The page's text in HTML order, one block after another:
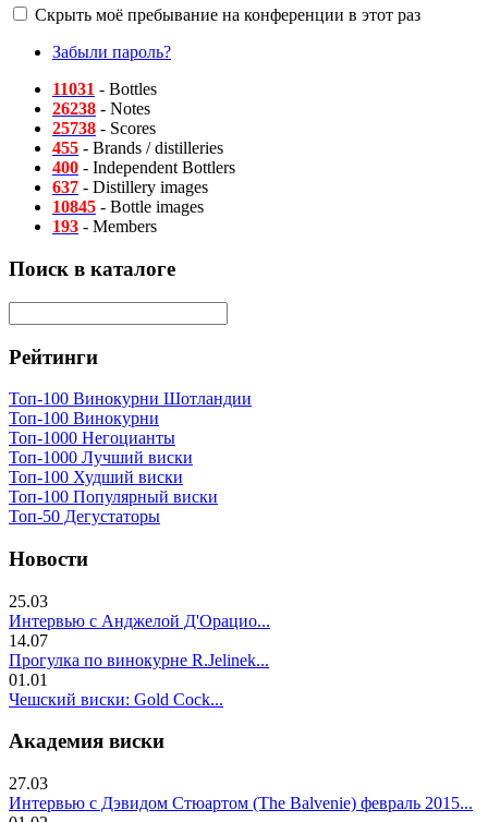
Скрыть моё пребывание на конференции в этот раз
Забыли пароль?
11031 - Bottles
26238 - Notes
25738 - Scores
455 - Brands / distilleries
400 - Independent Bottlers
637 - Distillery images
10845 - Bottle images
193 - Members
Поиск в каталоге
Рейтинги
Топ-100 Винокурни Шотландии
Топ-100 Винокурни
Топ-1000 Негоцианты
Топ-1000 Лучший виски
Топ-100 Худший виски
Топ-100 Популярный виски
Топ-50 Дегустаторы
Новости
25.03
Интервью с Анджелой Д'Орацио...
14.07
Прогулка по винокурне R.Jelinek...
01.01
Чешский виски: Gold Cock...
Академия виски
27.03
Интервью с Дэвидом Стюартом (The Balvenie) февраль 2015...